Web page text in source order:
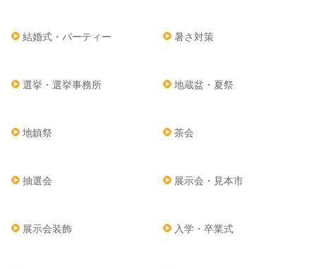
結婚式・パーティー 暑さ対策
選挙・選挙事務所 地蔵盆・夏祭
地鎮祭 茶会
抽選会 展示会・見本市
展示会装飾 入学・卒業式